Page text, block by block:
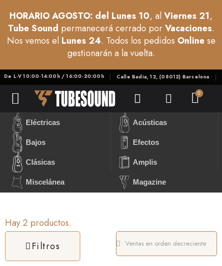
HORARIO AGOSTO: del Lunes 10, alViernes 21,
Tube Sound permanecerá cerrado porVacaciones.
Nos vemos el Lunes 24. Todos los pedidos Online se
gestionarán a la vuelta.
De L-V 10:00-14:00h / 16:00-20:00h Calle Badia, 12, (08012) Barcelona
Eléctricas Acústicas
Bajos Efectos
Clásicas Amplis
Miscelánea Magazine
Hay 2 productos.
Filtros